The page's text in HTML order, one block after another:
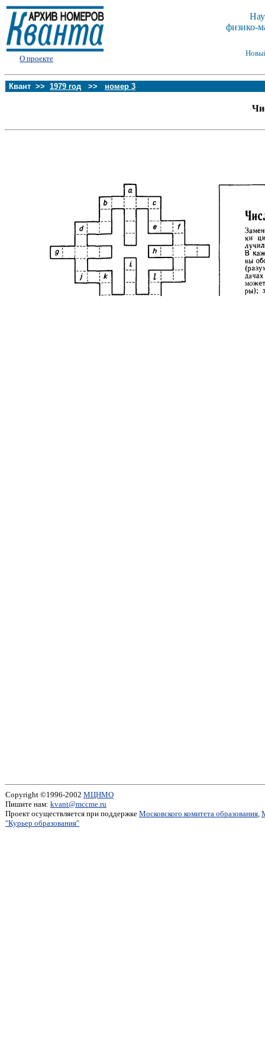
О проекте
физико-
Квант >> 1979 год >> номер 3
Copyright ©1996-2002 МЦНМО
Пишите нам: kvant@mccme.ru
Проект осуществляется при поддержке Московского комитета образования,
"Курьер образования"